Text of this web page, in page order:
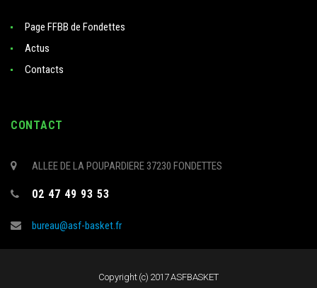
Page FFBB de Fondettes
Actus
Contacts
CONTACT
ALLEE DE LA POUPARDIERE 37230 FONDETTES
02 47 49 93 53
bureau@asf-basket.fr
Copyright (c) 2017 ASFBASKET